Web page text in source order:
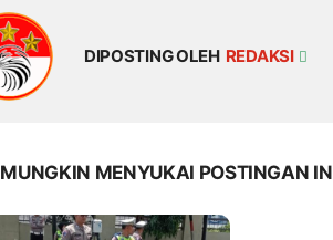
DIPOSTING OLEH REDAKSI
MENYUKAI POSTINGAN